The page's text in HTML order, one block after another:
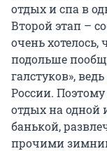
отдых и спа в
Второй этап –
очень
подольше
галстуков»,
России.
отдых на одной
банькой,
прочими